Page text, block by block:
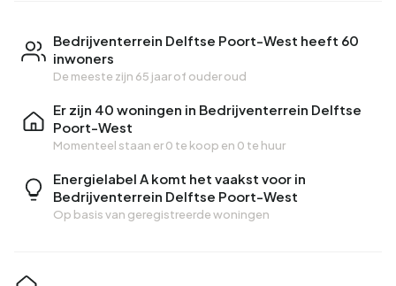
Bedrijventerrein Delftse Poort-West heeft 60
inwoners
De meeste zijn 65 jaar of ouder oud
Er zijn 40 woningen in Bedrijventerrein Delftse
Poort-West
Momenteel staan er0 te koop en 0 te huur
Energielabel A komt het vaakst voor in
Bedrijventerrein Delftse Poort-West
Op basis van geregistreerde woningen